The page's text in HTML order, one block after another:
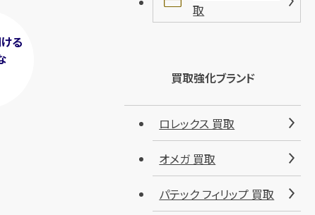
る
取
買取強化ブランド
ロレックス 買取
オメガ 買取
パテック フィリップ 買取